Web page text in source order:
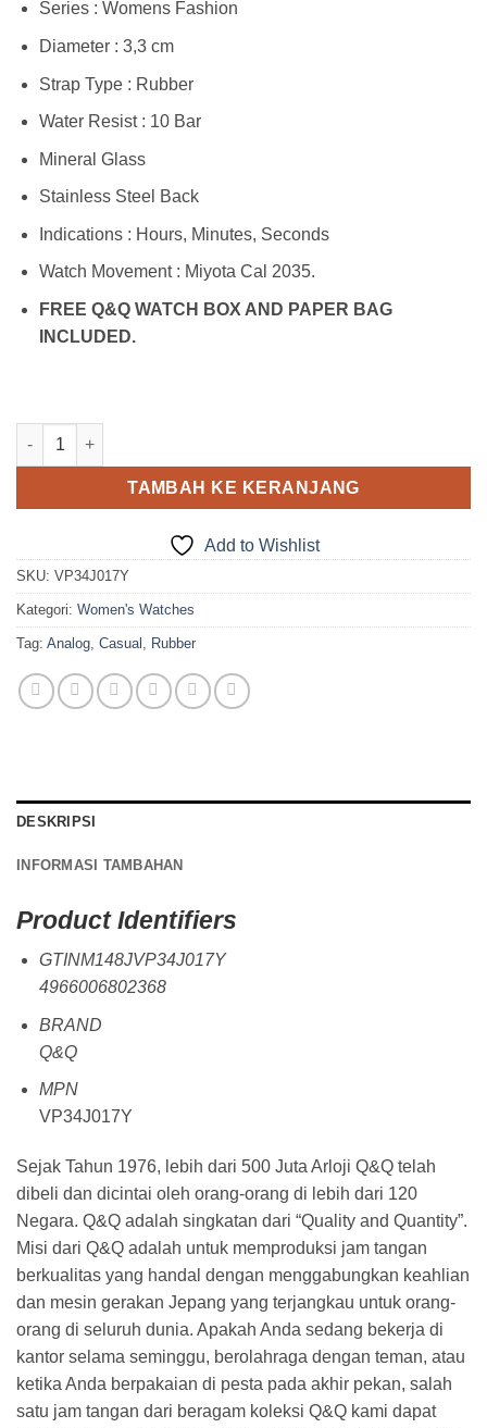
Series : Womens Fashion
Diameter : 3,3 cm
Strap Type : Rubber
Water Resist : 10 Bar
Mineral Glass
Stainless Steel Back
Indications : Hours, Minutes, Seconds
Watch Movement : Miyota Cal 2035.
FREE Q&Q WATCH BOX AND PAPER BAG
INCLUDED.
Kuantitas Q&Q VP34J017Y
TAMBAH KE KERANJANG
Add to Wishlist
SKU: VP34J017Y
Kategori: Women's Watches
Tag: Analog Casual Rubber
DESKRIPSI
INFORMASI TAMBAHAN
Product Identifiers
GTINM148JVP34J017Y
4966006802368
BRAND
Q&Q
MPN
VP34J017Y
Sejak Tahun 1976, lebih dari 500 Juta Arloji Q&Q telah
dibeli dan dicintai oleh orang-orang di lebih dari 120
Negara. Q&Q adalah singkatan dari “Quality and Quantity”.
Misi dari Q&Q adalah untuk memproduksi jam tangan
berkualitas yang handal dengan menggabungkan keahlian
dan mesin gerakan Jepang yang terjangkau untuk orang-
orang di seluruh dunia. Apakah Anda sedang bekerja di
kantor selama seminggu, berolahraga dengan teman, atau
ketika Anda berpakaian di pesta pada akhir pekan, salah
satu jam tangan dari beragam koleksi Q&Q kami dapat